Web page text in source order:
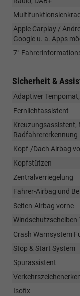
Multifunktionslenkrad
Apple Carplay /
Google u. a. Apps
7"-
Sicherheit &
Adaptiver
Fernlichtassistent
Kreuzungsassistent,
Radfahrererkennung
Kopf-/Dach Airbag
Kopfstützen
Zentralverriegelung
Fahrer-Airbag und
Seiten-Airbag vorne
Crash Warnsystem
Stop & Start System
Spurassistent
Isofix